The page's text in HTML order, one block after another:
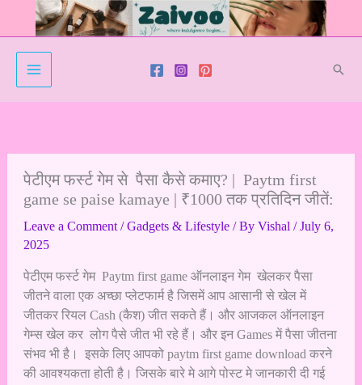
पेटीएम फर्स्ट गेम से पैसा कैसे कमाए? | Paytm first
game se paise kamaye | ₹1000 तक प्रतिदिन जीतें:
Leave a Comment /Gadgets & Lifestyle/ By Vishal /July 6,
2025
पेटीएम फर्स्ट गेम Paytm first game ऑनलाइन गेम खेलकर पैसा
जीतने वाला एक अच्छा प्लेटफार्म है जिसमें आप आसानी से खेल में
जीतकर रियल Cash (कैश) जीत सकते हैं। और आजकल ऑनलाइन
गेम्स खेल कर लोग पैसे जीत भी रहे हैं। और इन Games में पैसा जीतना
संभव भी है। इसके लिए आपको paytm first game download करने
की आवश्यकता होती है। जिसके बारे मे आगे पोस्ट मे जानकारी दी गई